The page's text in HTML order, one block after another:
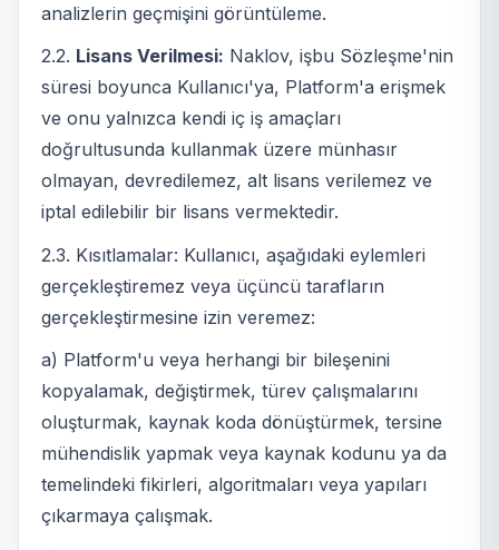
analizlerin geçmişini görüntüleme.
2.2. Lisans Verilmesi: Naklov, işbu Sözleşme'nin
süresi boyunca Kullanıcı'ya, Platform'a erişmek
ve onu yalnızca kendi iç iş amaçları
doğrultusunda kullanmak üzere münhasır
olmayan, devredilemez, alt lisans verilemez ve
iptal edilebilir bir lisans vermektedir.
2.3. Kısıtlamalar: Kullanıcı, aşağıdaki eylemleri
gerçekleştiremez veya üçüncü tarafların
gerçekleştirmesine izin veremez:
a) Platform'u veya herhangi bir bileşenini
kopyalamak, değiştirmek, türev çalışmalarını
oluşturmak, kaynak koda dönüştürmek, tersine
mühendislik yapmak veya kaynak kodunu ya da
temelindeki fikirleri, algoritmaları veya yapıları
çıkarmaya çalışmak.